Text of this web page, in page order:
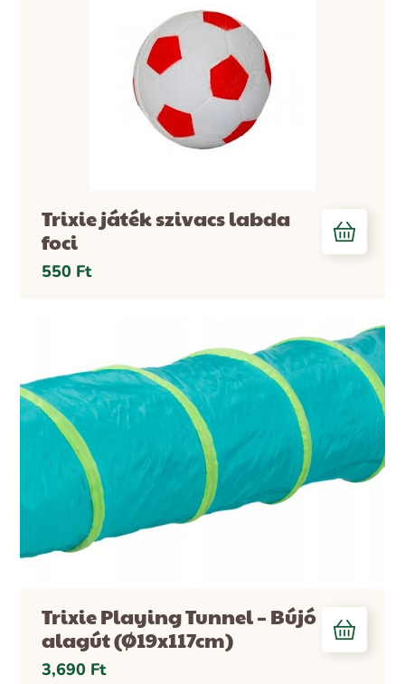
Trixie játék szivacs labda
foci
550 Ft
Trixie Playing Tunnel – Bújó
alagút (Ø19x117cm)
3,690 Ft